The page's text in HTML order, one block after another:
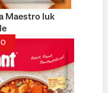
Maestro luk